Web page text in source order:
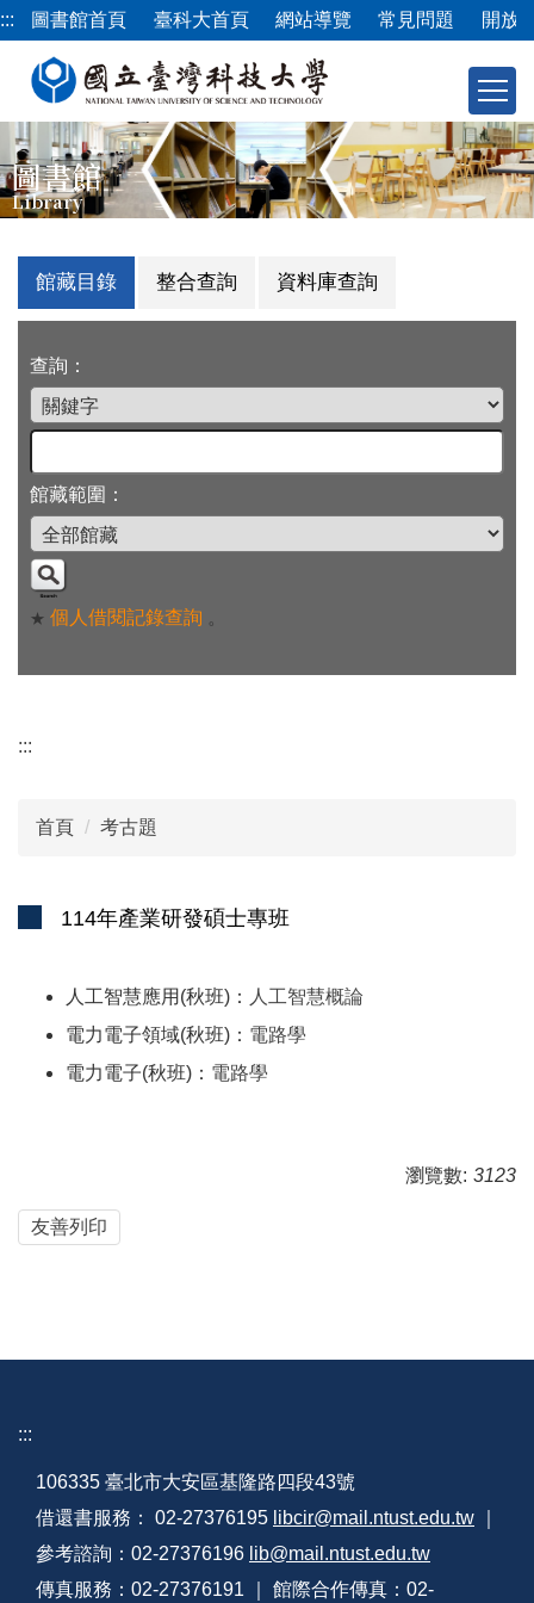
跳
到
內
容
區
::: 圖書館首頁 臺科大首頁 網站導覽 常見問題 開放
圖書館
Library
館藏目錄 整合查詢 資料庫查詢
查詢：
館藏範圍：
★ 個人借閱記錄查詢 。
:::
首頁 考古題
114年產業研發碩士專班
人工智慧應用(秋班)：
人工智慧概論
電力電子領域(秋班)： 電路學
電力電子(秋班)： 電路學
瀏覽數: 3123
友善列印
:::
106335 臺北市大安區基隆路四段43號
借還書服務： 02-27376195 libcir@mail.ntust.edu.tw
參考諮詢：02-27376196 lib@mail.ntust.edu.tw
傳真服務：02-27376191 ｜ 館際合作傳真：02-